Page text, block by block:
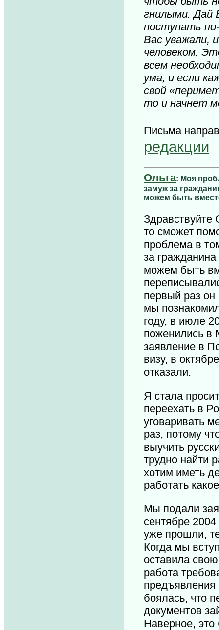
гнилыми. Дай
поступать
Вас уважали,
человеком.
всем
ума, и если
свой
то и начнет
Письма
редакции
Ольга: Моя
замуж за
можем быть
Здравствуйте
то сможет
проблема в
за
можем быть
первый раз
мы
году, в июле
поженились в
заявление в
визу, в
отказали.
Я стала
переехать в
уговаривать
раз, потому
выучить
трудно найти
хотим иметь
работать
Мы подали
сентябре
уже прошли,
Когда мы
оставила
работа
предъявления
боялась, что
документов
Наверное,